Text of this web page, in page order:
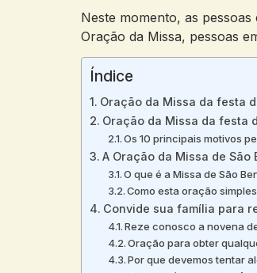
Neste momento, as
Oração da Missa, pessoas
Índice
Oração da Missa da festa
Oração da Missa da festa
Os 10 principais motivos
A Oração da Missa de São
O que é a Missa de São
Como esta oração
Convide sua família para
Reze conosco a novena
Oração para obter
Por que devemos tentar